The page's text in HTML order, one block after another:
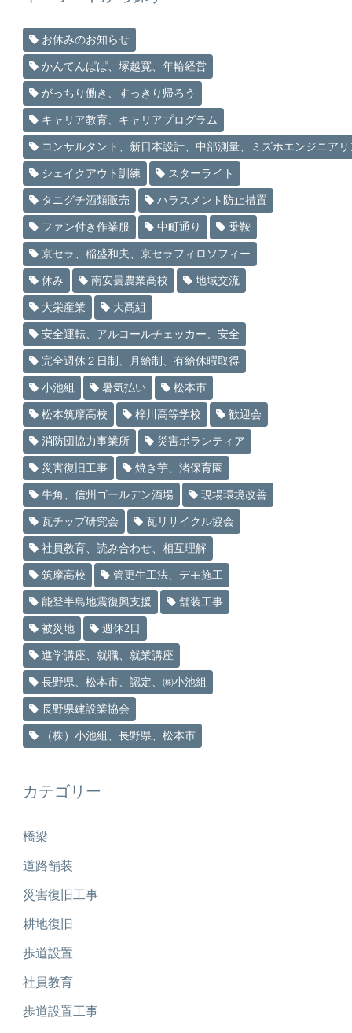
お休みのお知らせ
かんてんぱぱ、塚越寛、年輪経営
がっちり働き、すっきり帰ろう
キャリア教育、キャリアプログラム
コンサルタント、新日本設計、中部測量、ミズホエンジニアリ
シェイクアウト訓練 スターライト
タニグチ酒類販売 ハラスメント防止措置
ファン付き作業服 中町通り 乗鞍
京セラ、稲盛和夫、京セラフィロソフィー
休み 南安曇農業高校 地域交流
大栄産業 大髙組
安全運転、アルコールチェッカー、安全
完全週休２日制、月給制、有給休暇取得
小池組 暑気払い 松本市
松本筑摩高校 梓川高等学校 歓迎会
消防団協力事業所 災害ボランティア
災害復旧工事 焼き芋、渚保育園
牛角、信州ゴールデン酒場 現場環境改善
瓦チップ研究会 瓦リサイクル協会
社員教育、読み合わせ、相互理解
筑摩高校 管更生工法、デモ施工
能登半島地震復興支援 舗装工事
被災地 週休2日
進学講座、就職、就業講座
長野県、松本市、認定、㈱小池組
長野県建設業協会
（株）小池組、長野県、松本市
カテゴリー
橋梁
道路舗装
災害復旧工事
耕地復旧
歩道設置
社員教育
歩道設置工事